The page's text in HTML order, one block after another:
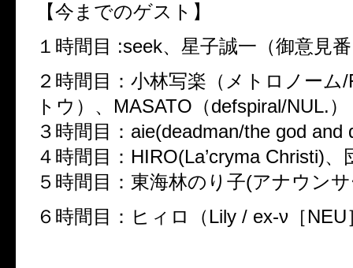
【今までのゲスト】
１時間目 :seek、星子誠一（御意見
２時間目：小林写楽（メトロノーム/
トウ）、 MASATO （defspiral/NUL.）
３時間目： aie(deadman/the god and
４時間目： HIRO(La’cryma Christi)、
５時間目：東海林のり子(アナウン
６時間目： ヒィロ（Lily / ex-ν ［NEU